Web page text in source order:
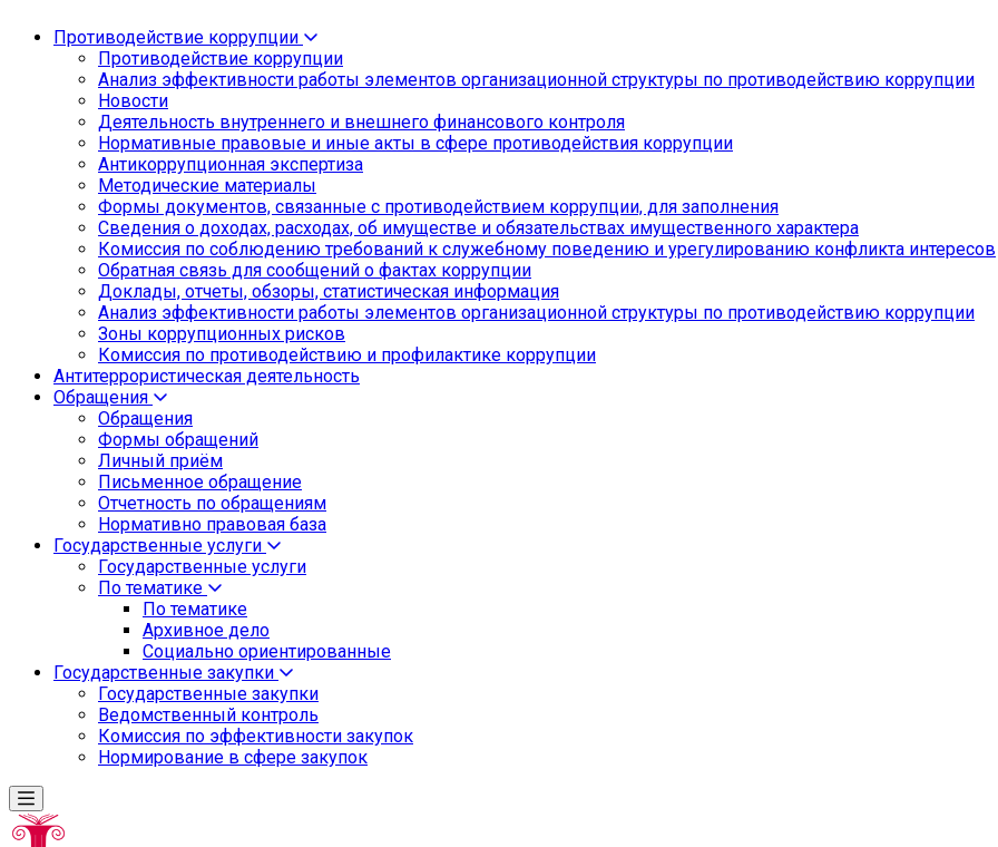
Противодействие коррупции
Противодействие коррупции
Анализ эффективности работы элементов организационной структуры по противодействию коррупции
Новости
Деятельность внутреннего и внешнего финансового контроля
Нормативные правовые и иные акты в сфере противодействия коррупции
Антикоррупционная экспертиза
Методические материалы
Формы документов, связанные с противодействием коррупции, для заполнения
Сведения о доходах, расходах, об имуществе и обязательствах имущественного характера
Комиссия по соблюдению требований к служебному поведению и урегулированию конфликта интересов
Обратная связь для сообщений о фактах коррупции
Доклады, отчеты, обзоры, статистическая информация
Анализ эффективности работы элементов организационной структуры по противодействию коррупции
Зоны коррупционных рисков
Комиссия по противодействию и профилактике коррупции
Антитеррористическая деятельность
Обращения
Обращения
Формы обращений
Личный приём
Письменное обращение
Отчетность по обращениям
Нормативно правовая база
Государственные услуги
Государственные услуги
По тематике
По тематике
Архивное дело
Социально ориентированные
Государственные закупки
Государственные закупки
Ведомственный контроль
Комиссия по эффективности закупок
Нормирование в сфере закупок